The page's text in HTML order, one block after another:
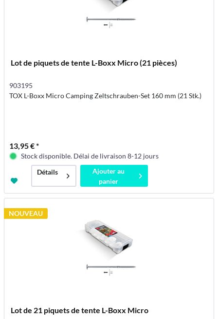
Lot de piquets de tente L-Boxx Micro (21 pièces)
903195
TOX L-Boxx Micro Camping Zeltschrauben-Set 160 mm (21 Stk.)
13,95 € *
Stock disponible. Délai de livraison 8-12 jours
Détails
Ajouter au
panier
NOUVEAU
Lot de 21 piquets de tente L-Boxx Micro